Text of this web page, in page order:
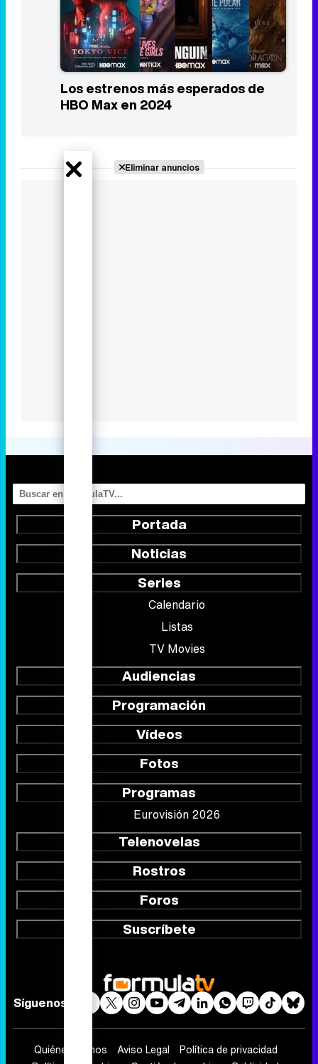
Los estrenos más esperados de
Prime Video en 2024
Portada
Noticias
Series
Calendario
Listas
TV Movies
Audiencias
Programación
Vídeos
Fotos
Telenovelas
Rostros
Foros